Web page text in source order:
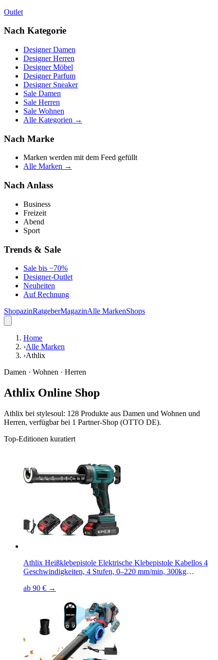
Outlet
Nach Kategorie
Designer Damen
Designer Herren
Designer Möbel
Designer Parfum
Designer Sneaker
Sale Damen
Sale Herren
Sale Wohnen
Alle Kategorien →
Nach Marke
Marken werden mit dem Feed gefüllt
Alle Marken →
Nach Anlass
Business
Freizeit
Abend
Sport
Trends & Sale
Sale bis −70%
Designer-Outlet
Neuheiten
Auf Rechnung
ShopazinRatgeberMagazinAlle MarkenShops
Home
›Alle Marken
›Athlix
Damen · Wohnen · Herren
Athlix Online Shop
Athlix bei stylesoul: 128 Produkte aus Damen und Wohnen und
Herren, verfügbar bei 1 Partner-Shop (OTTO DE).
Top-Editionen kuratiert
Athlix Heißklebepistole Elektrische Klebepistole Kabellos 4
Geschwindigkeiten, 4 Stufen, 0–220 mm/min, 300kg
ab 90 € →